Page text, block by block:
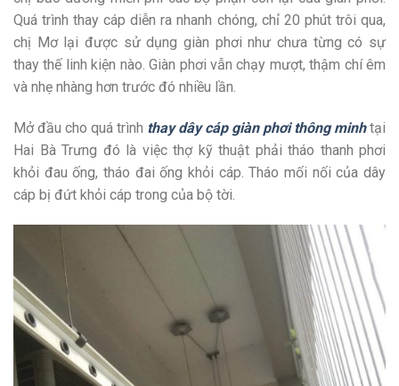
Quá trình thay cáp diễn ra nhanh chóng, chỉ 20 phút trôi qua,
chị Mơ lại được sử dụng giàn phơi như chưa từng có sự
thay thế linh kiện nào. Giàn phơi vẫn chạy mượt, thậm chí êm
và nhẹ nhàng hơn trước đó nhiều lần.
Mở đầu cho quá trình thay dây cáp giàn phơi thông minhtại
Hai Bà Trưng đó là việc thợ kỹ thuật phải tháo thanh phơi
khỏi đau ống, tháo đai ống khỏi cáp. Tháo mối nối của dây
cáp bị đứt khỏi cáp trong của bộ tời.